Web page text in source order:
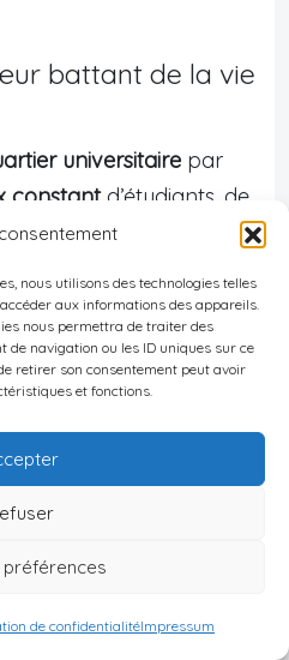
nous utilisons des technologies telles
aux informations des appareils.
nous permettra de traiter des
de navigation ou les ID uniques sur ce
retirer son consentement peut avoir
et fonctions.
de confidentialitéImpressum
battant de la vie
universitaire par
constantd’étudiants, de
de jeunes actifs. Les
particulièrement
location meublée
sont légèrement
de la ville,
biens situés à moins
investisseur acceptant